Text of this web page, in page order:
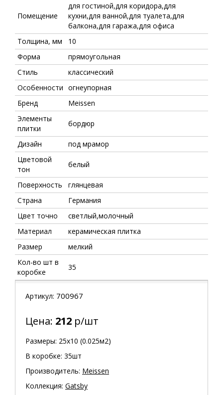
Помещение
для гостиной,для коридора,для
кухни,для ванной,для туалета,для
балкона,для гаража,для офиса
Толщина, мм
10
Форма
прямоугольная
Стиль
классический
Особенности огнеупорная
Бренд
Meissen
Элементы
плитки
бордюр
Дизайн
под мрамор
Цветовой
тон
белый
Поверхность
глянцевая
Страна
Германия
Цвет точно
светлый,молочный
Материал
керамическая плитка
Размер
мелкий
Кол-во шт в
коробке
35
Артикул: 700967
Цена: 212 р/шт
Размеры: 25х10 (0.025м2)
В коробке: 35шт
Производитель: Meissen
Коллекция: Gatsby